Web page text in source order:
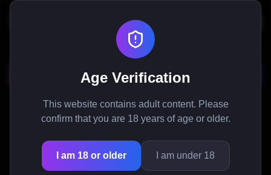
Age Verification
This website contains adult content. Please
confirm that you are 18 years of age or older.
I am 18 or older I am under 18
Spooky Milk Life
Раскройте тайны Mid Night Falls в этой
увлекательной взрослой приключенческой игре
неожиданных сюрпризов и захватывающих
встреч.